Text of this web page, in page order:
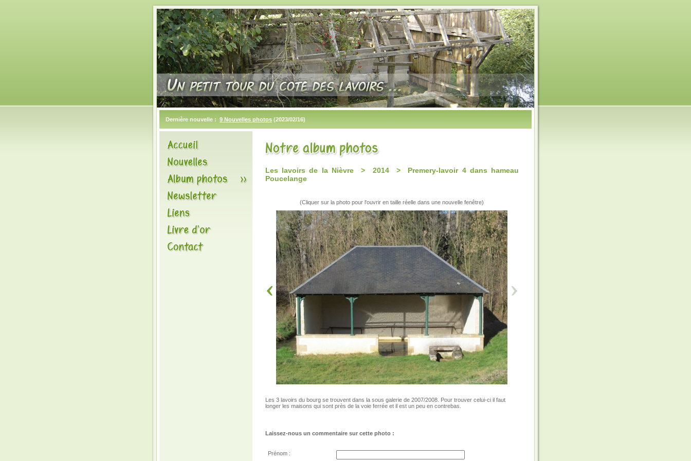
Dernière nouvelle : 9 Nouvelles photos (2023/02/16)
Les lavoirs de la Nièvre > 2014 > Premery-lavoir 4 dans hameau
Poucelange
(Cliquer sur la photo pour l'ouvrir en taille réelle dans une nouvelle fenêtre)
Les 3 lavoirs du bourg se trouvent dans la sous galerie de 2007/2008. Pour trouver celui-ci il faut
longer les maisons qui sont près de la voie ferrée et il est un peu en contrebas.
Laissez-nous un commentaire sur cette photo :
Prénom :